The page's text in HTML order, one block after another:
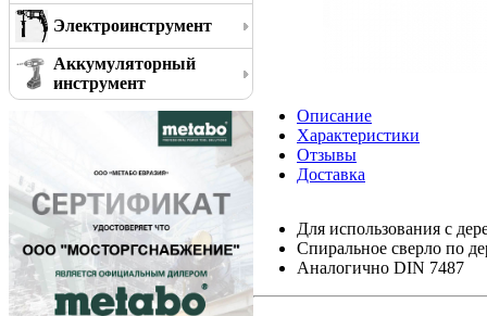
Электроинструмент
Аккумуляторный
инструмент
Описание
Характеристики
Отзывы
Доставка
Для использования с
Спиральное сверло по
Аналогично DIN 7487